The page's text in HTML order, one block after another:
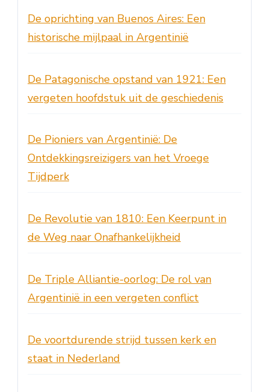
De oprichting van Buenos Aires: Een
historische mijlpaal in Argentinië
De Patagonische opstand van 1921: Een
vergeten hoofdstuk uit de geschiedenis
De Pioniers van Argentinië: De
Ontdekkingsreizigers van het Vroege
Tijdperk
De Revolutie van 1810: Een Keerpunt in
de Weg naar Onafhankelijkheid
De Triple Alliantie-oorlog: De rol van
Argentinië in een vergeten conflict
De voortdurende strijd tussen kerk en
staat in Nederland